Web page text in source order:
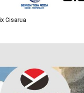
Cisarua